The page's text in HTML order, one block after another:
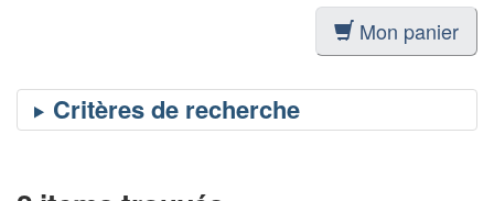
Mon panier